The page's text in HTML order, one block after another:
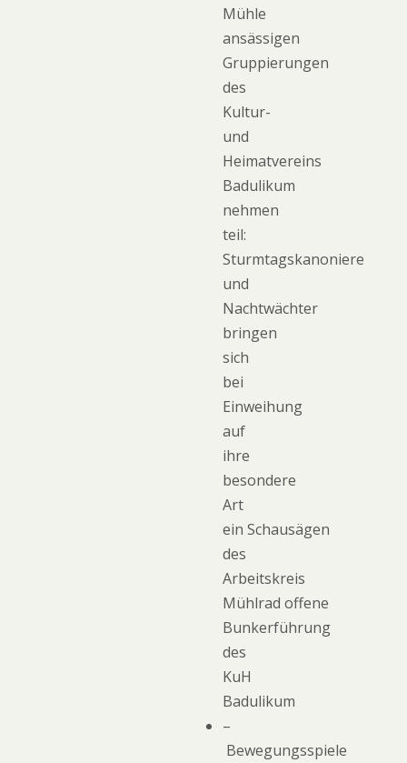
Mühle
ansässigen
Gruppierungen
des
Kultur-
und
Heimatvereins
Badulikum
nehmen
teil:
Sturmtagskanoniere
und
Nachtwächter
bringen
sich
bei
Einweihung
auf
ihre
besondere
Art
ein Schausägen
des
Arbeitskreis
Mühlrad offene
Bunkerführung
des
KuH
Badulikum
–
Bewegungsspiele